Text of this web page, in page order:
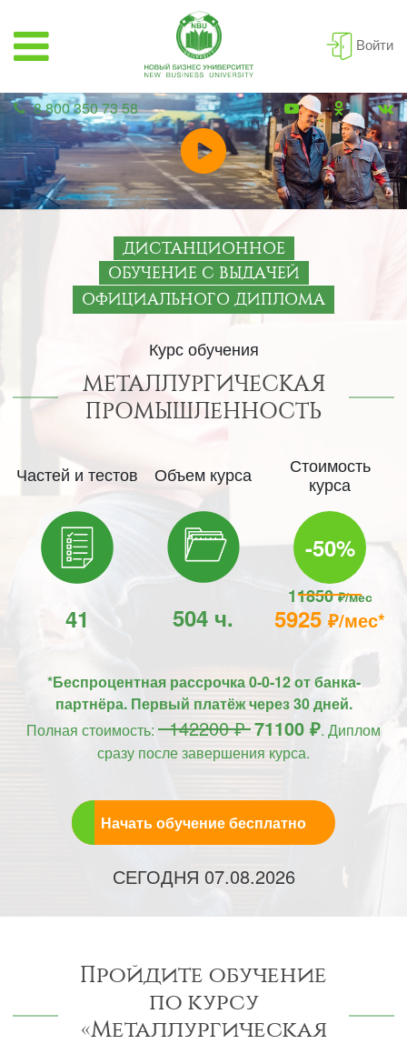
Войти
8 800 350 73 58
ДИСТАНЦИОННОЕ
ОБУЧЕНИЕ С ВЫДАЧЕЙ
ОФИЦИАЛЬНОГО ДИПЛОМА
Курс обучения
МЕТАЛЛУРГИЧЕСКАЯ
ПРОМЫШЛЕННОСТЬ
Частей и тестов
41
Объем курса
504 ч.
Стоимость
курса
-50%
11850₽/мес
5925₽/мес*
*Беспроцентная рассрочка 0-0-12 от банка-
партнёра. Первый платёж через 30 дней.
Полная стоимость: 142200 ₽71100 ₽. Диплом
сразу после завершения курса.
Начать обучение бесплатно
СЕГОДНЯ 07.08.2026
Пройдите обучение
по курсу
«Металлургическая